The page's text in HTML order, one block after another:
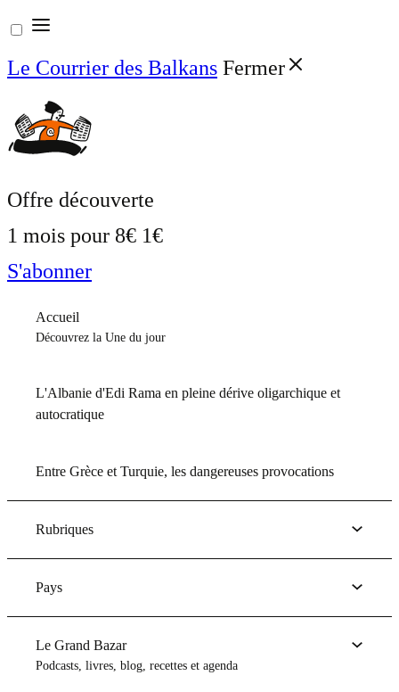
Aller
au
contenu
Le Courrier des Balkans Fermer
Offre découverte
1 mois pour 8€ 1€
S'abonner
Accueil
Découvrez la Une du jour
L'Albanie d'Edi Rama en pleine dérive oligarchique et
autocratique
Entre Grèce et Turquie, les dangereuses provocations
Rubriques
Pays
Le Grand Bazar
Podcasts, livres, blog, recettes et agenda